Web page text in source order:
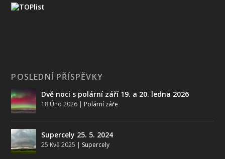
POSLEDNÍ PŘÍSPĚVKY
Dvě noci s polární září 19. a 20. ledna 2026
18 Úno 2026 | Polární záře
Supercely 25. 5. 2024
25 Kvě 2025 | Supercely